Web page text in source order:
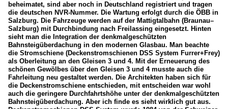
beheimatet, sind aber noch in Deutschland registriert und tragen
die deutschen NVR-Nummer. Die Wartung erfolgt durch die ÖBB in
Salzburg. Die Fahrzeuge werden auf der Mattigtalbahn (Braunau–
Salzburg) mit Durchbindung nach Freilassing eingesetzt. Hinten
sieht man die Integration der denkmalgeschützten
Bahnsteigüberdachung in den modernen Glasbau. Man beachte
die Stromschiene (Deckenstromschienen DSS System Furrer+Frey)
als Oberleitung an den Gleisen 3 und 4. Mit der Erneuerung des
schönen Gewölbes über den Gleisen 3 und 4 musste auch die
Fahrleitung neu gestaltet werden. Die Architekten haben sich für
die Deckenstromschiene entschieden, mit entscheiden war wohl
auch die geringere Durchfahrtshöhe unter der denkmalgeschützten
Bahnsteigüberdachung. Aber ich finde es sieht wirklich gut aus.